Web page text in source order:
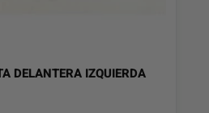
DELANTERA IZQUIERDA